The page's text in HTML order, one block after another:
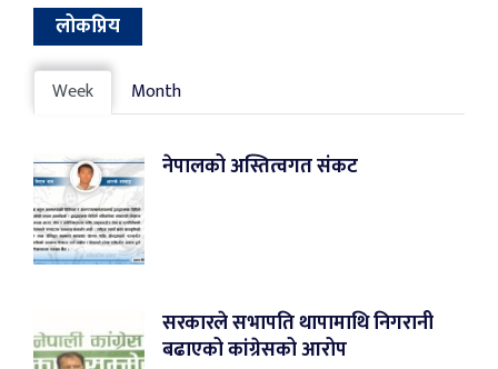
लोकप्रिय
Week Month
नेपालको अस्तित्वगत संकट
सरकारले सभापति थापामाथि निगरानी
बढाएको कांग्रेसको आरोप